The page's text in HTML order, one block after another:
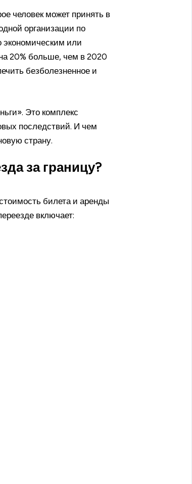
человек может принять в
организации по
экономическим или
20% больше, чем в 2020
безболезненное и
Это комплекс
последствий. И чем
страну.
за границу?
билета и аренды
включает: